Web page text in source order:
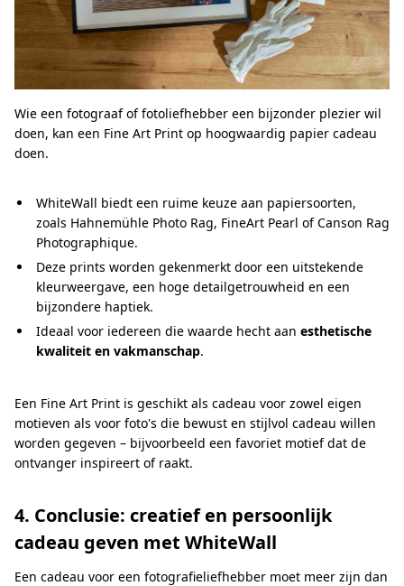
Wie een fotograaf of fotoliefhebber een bijzonder plezier wil
doen, kan een Fine Art Print op hoogwaardig papier cadeau
doen.
WhiteWall biedt een ruime keuze aan papiersoorten,
zoals Hahnemühle Photo Rag, FineArt Pearl of Canson Rag
Photographique.
Deze prints worden gekenmerkt door een uitstekende
kleurweergave, een hoge detailgetrouwheid en een
bijzondere haptiek.
Ideaal voor iedereen die waarde hecht aan esthetische
kwaliteit en vakmanschap.
Een Fine Art Print is geschikt als cadeau voor zowel eigen
motieven als voor foto's die bewust en stijlvol cadeau willen
worden gegeven – bijvoorbeeld een favoriet motief dat de
ontvanger inspireert of raakt.
4. Conclusie: creatief en persoonlijk
cadeau geven met WhiteWall
Een cadeau voor een fotografieliefhebber moet meer zijn dan